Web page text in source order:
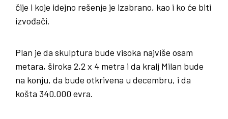
čije i koje idejno rešenje je izabrano, kao i ko će biti
izvođači.
Plan je da skulptura bude visoka najviše osam
metara, široka 2,2 x 4 metra i da kralj Milan bude
na konju, da bude otkrivena u decembru, i da
košta 340.000 evra.